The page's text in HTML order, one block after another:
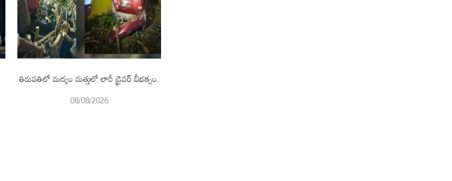
తిరుపతిలో మద్యం మత్తులో లారీ డ్రైవర్ బీభత్సం.
08/08/2026